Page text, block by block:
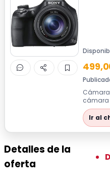
Cámara
cámara
perder
nos ...
Ir al
Detalles de la
oferta